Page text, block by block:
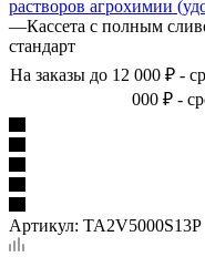
растворов агрохимии
—Кассета с полным
стандарт
На заказы до 12 000 ₽ -
000 ₽ -
Артикул: TA2V5000S13P